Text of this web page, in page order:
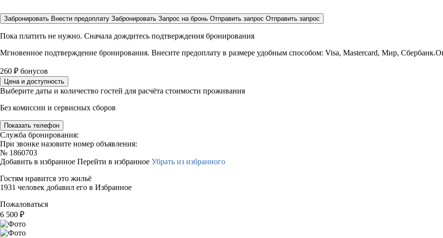
Забронировать Внести предоплату Забронировать Запрос на бронь Отправить запрос Отправить запрос
Пока платить не нужно. Сначала дождитесь подтверждения бронирования
Мгновенное подтверждение бронирования. Внесите предоплату в размере удобным способом: Visa, Mastercard, Мир,
260 ₽ бонусов
Цена и доступность
Выберите даты и количество гостей для расчёта стоимости проживания
Без комиссии и сервисных сборов
Показать телефон
Служба бронирования:
При звонке назовите номер объявления:
№ 1860703
Добавить в избранное Перейти в избранное Убрать из избранного
Гостям нравится это жильё
1931 человек добавил его в Избранное
Пожаловаться
6 500 ₽